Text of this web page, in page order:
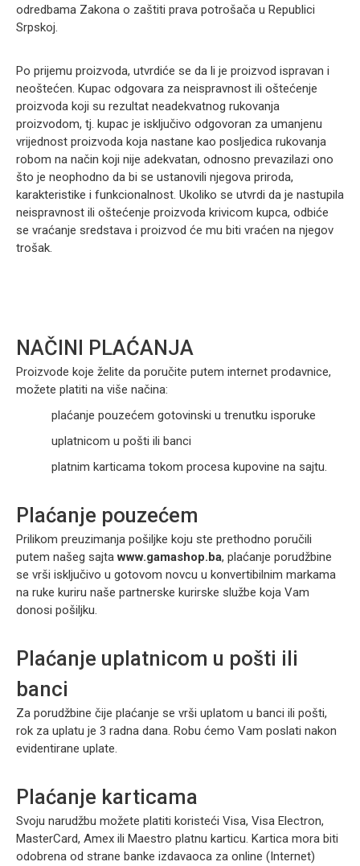
odredbama Zakona o zaštiti prava potrošača u Republici
Srpskoj.
Po prijemu proizvoda, utvrdiće se da li je proizvod ispravan i
neoštećen. Kupac odgovara za neispravnost ili oštećenje
proizvoda koji su rezultat neadekvatnog rukovanja
proizvodom, tj. kupac je isključivo odgovoran za umanjenu
vrijednost proizvoda koja nastane kao posljedica rukovanja
robom na način koji nije adekvatan, odnosno prevazilazi ono
što je neophodno da bi se ustanovili njegova priroda,
karakteristike i funkcionalnost. Ukoliko se utvrdi da je nastupila
neispravnost ili oštećenje proizvoda krivicom kupca, odbiće
se vraćanje sredstava i proizvod će mu biti vraćen na njegov
trošak.
NAČINI PLAĆANJA
Proizvode koje želite da poručite putem internet prodavnice,
možete platiti na više načina:
plaćanje pouzećem gotovinski u trenutku isporuke
uplatnicom u pošti ili banci
platnim karticama tokom procesa kupovine na sajtu.
Plaćanje pouzećem
Prilikom preuzimanja pošiljke koju ste prethodno poručili
putem našeg sajtawww.gamashop.ba, plaćanje porudžbine
se vrši isključivo u gotovom novcu u konvertibilnim markama
na ruke kuriru naše partnerske kurirske službe koja Vam
donosi pošiljku.
Plaćanje uplatnicom u pošti ili
banci
Za porudžbine čije plaćanje se vrši uplatom u banci ili pošti,
rok za uplatu je 3 radna dana. Robu ćemo Vam poslati nakon
evidentirane uplate.
Plaćanje karticama
Svoju narudžbu možete platiti koristeći Visa, Visa Electron,
MasterCard, Amex ili Maestro platnu karticu. Kartica mora biti
odobrena od strane banke izdavaoca za online (Internet)